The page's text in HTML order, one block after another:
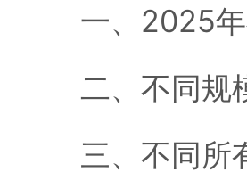
一、2025年
二、不同规
三、不同所